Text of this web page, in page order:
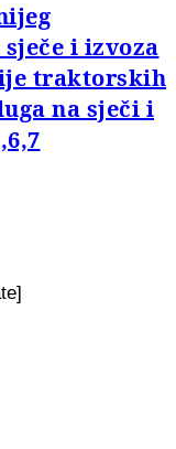
i izvoza
traktorskih
na sječi i